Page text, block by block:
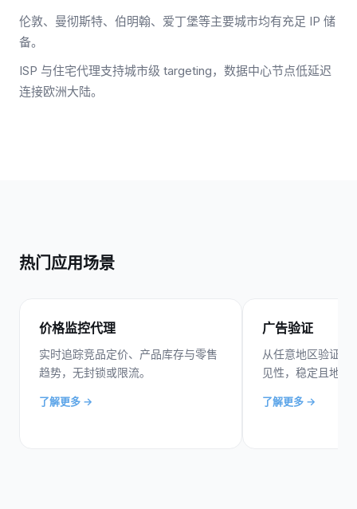
伦敦、曼彻斯特、伯明翰、爱丁堡等主要城市均有充足 IP 储
备。
ISP 与住宅代理支持城市级 targeting，数据中心节点低延迟
连接欧洲大陆。
热门应用场景
价格监控代理
实时追踪竞品定价、产品库存与零售
趋势，无封锁或限流。
了解更多 →
广告验证
从任意地区验证广
见性，稳定且地理
了解更多 →